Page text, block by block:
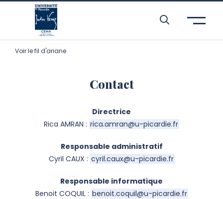
Skip to header area
Skip to main navigation
Skip to main content
Skip to search
Skip to cookies
Skip to footer
Voir le fil d'ariane
Contact
Directrice
Rica AMRAN : rica.amran@u-picardie.fr
Responsable administratif
Cyril CAUX : cyril.caux@u-picardie.fr
Responsable informatique
Benoit COQUIL : benoit.coquil@u-picardie.fr